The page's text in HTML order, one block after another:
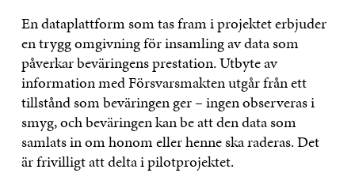
En dataplattform som tas fram i projektet erbjuder
en trygg omgivning för insamling av data som
påverkar beväringens prestation. Utbyte av
information med Försvarsmakten utgår från ett
tillstånd som beväringen ger – ingen observeras i
smyg, och beväringen kan be att den data som
samlats in om honom eller henne ska raderas. Det
är frivilligt att delta i pilotprojektet.